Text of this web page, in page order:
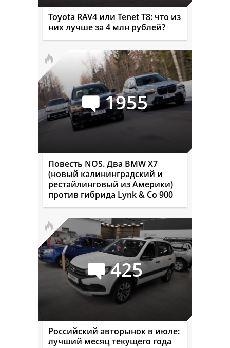
Toyota RAV4 или Tenet T8: что из
них лучше за 4 млн рублей?
1955
Повесть NOS. Два BMW X7
(новый калининградский и
рестайлинговый из Америки)
против гибрида Lynk & Co 900
425
Российский авторынок в июле:
лучший месяц текущего года